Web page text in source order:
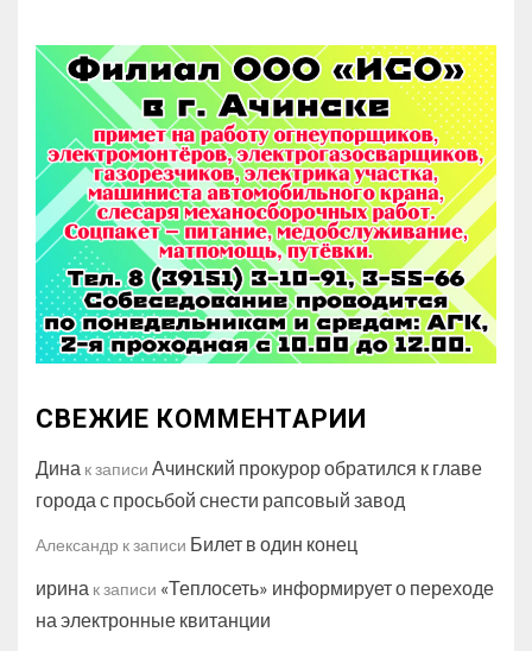
СВЕЖИЕ КОММЕНТАРИИ
Дина к записи Ачинский прокурор обратился к главе
города с просьбой снести рапсовый завод
Александр к записи Билет в один конец
ирина к записи «Теплосеть» информирует о переходе
на электронные квитанции